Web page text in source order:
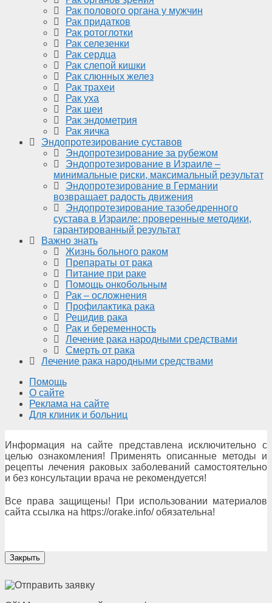
Рак полового органа у мужчин
Рак придатков
Рак ротоглотки
Рак селезенки
Рак сердца
Рак слепой кишки
Рак слюнных желез
Рак трахеи
Рак уха
Рак шеи
Рак эндометрия
Рак яичка
Эндопротезирование суставов
Эндопротезирование за рубежом
Эндопротезирование в Израиле –
минимальные риски, максимальный результат
Эндопротезирование в Германии
возвращает радость движения
Эндопротезирование тазобедренного
сустава в Израиле: проверенные методики,
гарантированный результат
Важно знать
Жизнь больного раком
Препараты от рака
Питание при раке
Помощь онкобольным
Рак – осложнения
Профилактика рака
Рецидив рака
Рак и беременность
Лечение рака народными средствами
Смерть от рака
Лечение рака народными средствами
Помощь
О сайте
Реклама на сайте
Для клиник и больниц
Информация на сайте представлена исключительно с
целью ознакомления! Применять описанные методы и
рецепты лечения раковых заболеваний самостоятельно
и без консультации врача не рекомендуется!
Все права защищены! При использовании материалов
сайта ссылка на https://orake.info/ обязательна!
Закрыть